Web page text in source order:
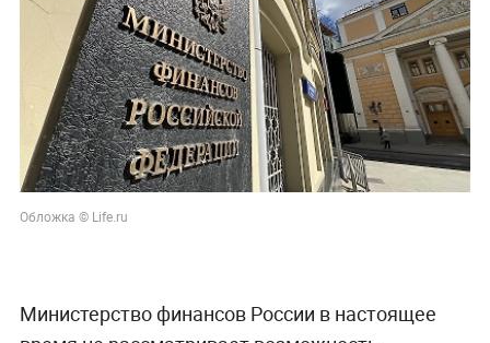
Обложка © Life.ru
Министерство финансов России в настоящее